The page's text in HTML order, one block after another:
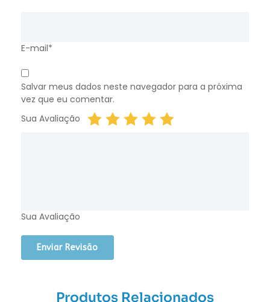
E-mail*
Salvar meus dados neste navegador para a próxima
vez que eu comentar.
Sua Avaliação
Sua Avaliação
Produtos Relacionados